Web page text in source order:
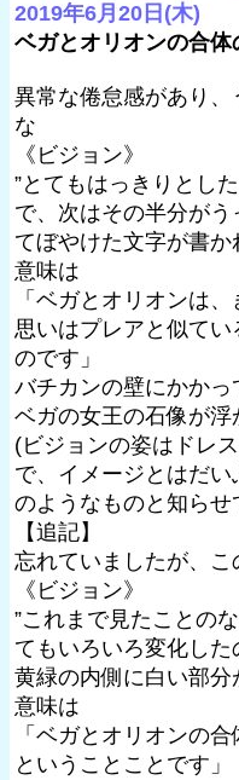
2019年6月20日(木)
ベガとオリオンの合体
異常な倦怠感があり
な
《ビジョン》
”とてもはっきりとし
で、次はその半分がう
てぼやけた文字が書か
意味は
「ベガとオリオンは
思いはプレアと似て
のです」
バチカンの壁にかか
ベガの女王の石像が浮
(ビジョンの姿はドレ
で、イメージとはだ
のようなものと知らせ
【追記】
忘れていましたが、こ
《ビジョン》
”これまで見たことの
てもいろいろ変化し
黄緑の内側に白い部分
意味は
「ベガとオリオンの
ということことです」